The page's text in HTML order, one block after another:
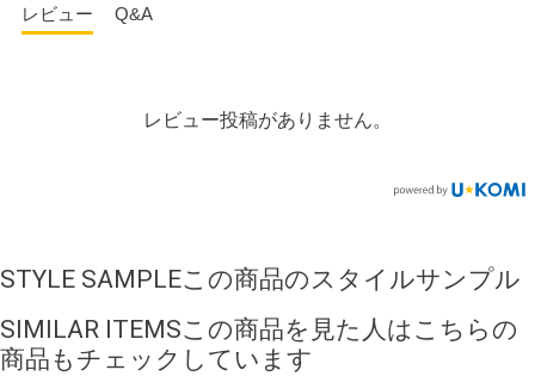
レビュー Q&A
レビュー投稿がありません。
STYLE SAMPLEこの商品のスタイルサンプル
SIMILAR ITEMSこの商品を見た人はこちらの
商品もチェックしています